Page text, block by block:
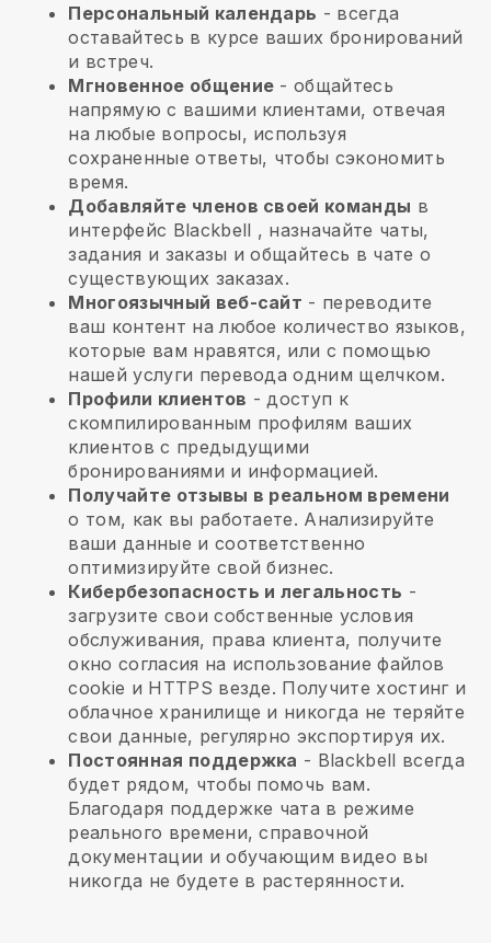
Персональный календарь - всегда
оставайтесь в курсе ваших бронирований
и встреч.
Мгновенное общение - общайтесь
напрямую с вашими клиентами, отвечая
на любые вопросы, используя
сохраненные ответы, чтобы сэкономить
время.
Добавляйте членов своей команды в
интерфейс Blackbell , назначайте чаты,
задания и заказы и общайтесь в чате о
существующих заказах.
Многоязычный веб-сайт - переводите
ваш контент на любое количество языков,
которые вам нравятся, или с помощью
нашей услуги перевода одним щелчком.
Профили клиентов - доступ к
скомпилированным профилям ваших
клиентов с предыдущими
бронированиями и информацией.
Получайте отзывы в реальном времени
о том, как вы работаете. Анализируйте
ваши данные и соответственно
оптимизируйте свой бизнес.
Кибербезопасность и легальность -
загрузите свои собственные условия
обслуживания, права клиента, получите
окно согласия на использование файлов
cookie и HTTPS везде. Получите хостинг и
облачное хранилище и никогда не теряйте
свои данные, регулярно экспортируя их.
Постоянная поддержка - Blackbell всегда
будет рядом, чтобы помочь вам.
Благодаря поддержке чата в режиме
реального времени, справочной
документации и обучающим видео вы
никогда не будете в растерянности.